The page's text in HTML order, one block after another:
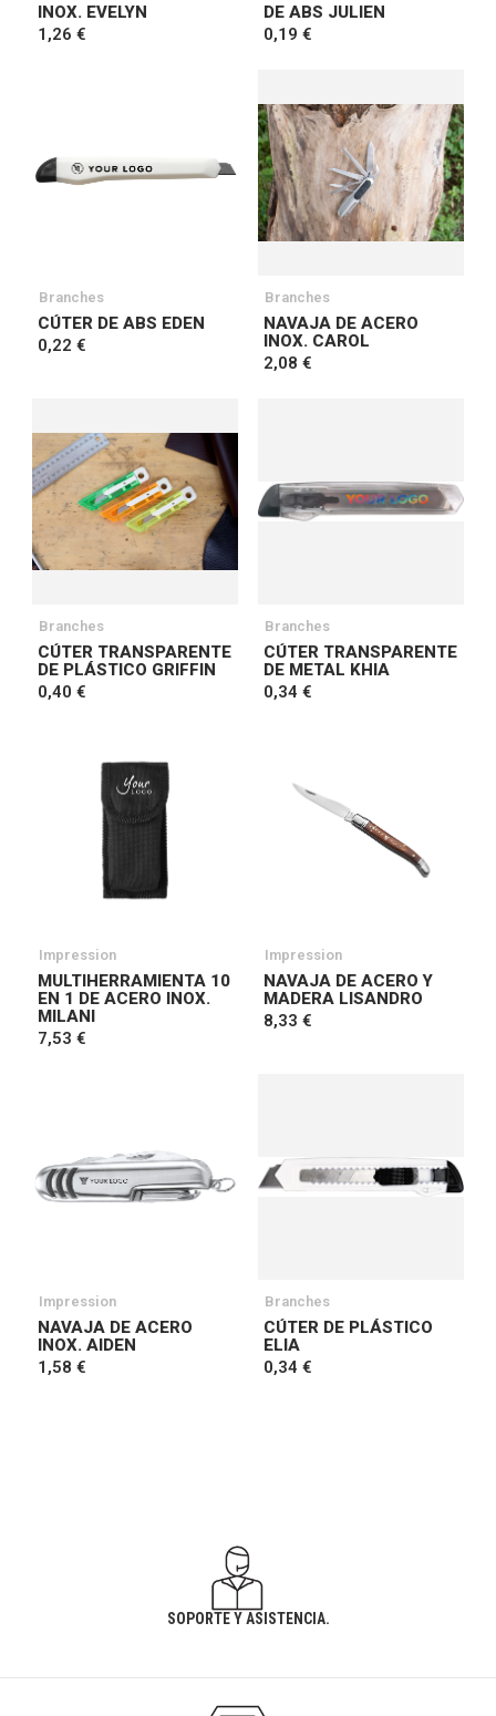
INOX. EVELYN
1,26 €
DE ABS JULIEN
0,19 €
Branches
CÚTER DE ABS EDEN
0,22 €
Branches
NAVAJA DE ACERO
INOX. CAROL
2,08 €
Branches
CÚTER TRANSPARENTE
DE PLÁSTICO GRIFFIN
0,40 €
Branches
CÚTER TRANSPARENTE
DE METAL KHIA
0,34 €
Impression
MULTIHERRAMIENTA 10
EN 1 DE ACERO INOX.
MILANI
7,53 €
Impression
NAVAJA DE ACERO Y
MADERA LISANDRO
8,33 €
Impression
NAVAJA DE ACERO
INOX. AIDEN
1,58 €
Branches
CÚTER DE PLÁSTICO
ELIA
0,34 €
SOPORTE Y ASISTENCIA.